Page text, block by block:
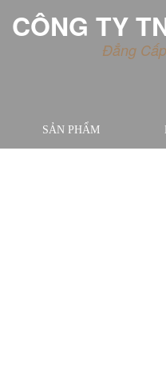
CÔNG TY
Đẳng
SẢN PHẨM